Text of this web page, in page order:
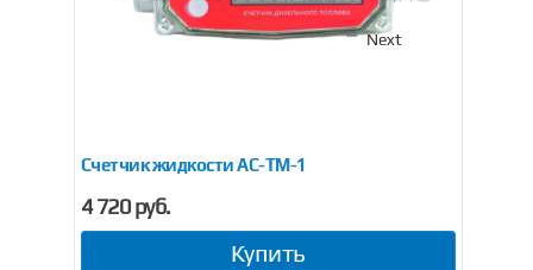
Счетчик жидкости AC-TM-1
4 720 руб.
Купить
Next